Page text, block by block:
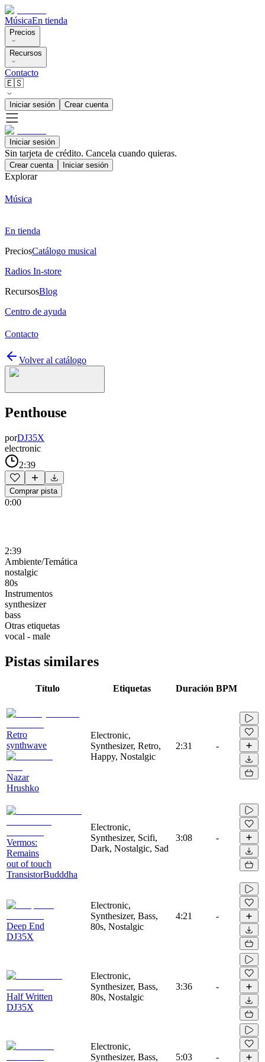
MúsicaEn tienda
Precios
Recursos
Contacto
🇪🇸
Iniciar sesión Crear cuenta
Iniciar sesión
Sin tarjeta de crédito. Cancela cuando quieras.
Crear cuenta Iniciar sesión
Explorar
Música
En tienda
PreciosCatálogo musical
Radios In-store
RecursosBlog
Centro de ayuda
Contacto
Volver al catálogo
Penthouse
porDJ35X
electronic
2:39
Comprar pista
0:00
2:39
Ambiente/Temática
nostalgic
80s
Instrumentos
synthesizer
bass
Otras etiquetas
vocal - male
Pistas similares
Título Etiquetas Duración BPM
Retro
synthwave
Nazar
Hrushko
Electronic,
Synthesizer, Retro,
Happy, Nostalgic
2:31 -
Vermos:
Remains
out of touch
TransistorBudddha
Electronic,
Synthesizer, Scifi,
Dark, Nostalgic, Sad
3:08 -
Deep End
DJ35X
Electronic,
Synthesizer, Bass,
80s, Nostalgic
4:21 -
Half Written
DJ35X
Electronic,
Synthesizer, Bass,
80s, Nostalgic
3:36 -
Electronic,
Synthesizer, Bass,
5:03 -